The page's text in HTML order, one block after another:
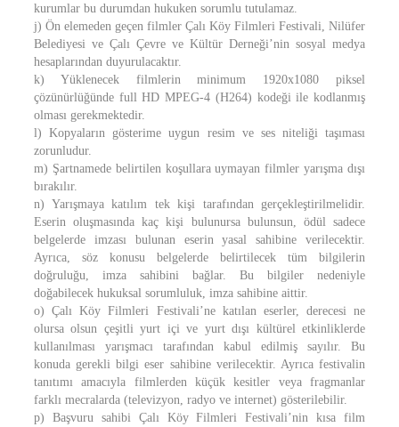
kurumlar bu durumdan hukuken sorumlu tutulamaz.
j) Ön elemeden geçen filmler Çalı Köy Filmleri Festivali, Nilüfer
Belediyesi ve Çalı Çevre ve Kültür Derneği’nin sosyal medya
hesaplarından duyurulacaktır.
k) Yüklenecek filmlerin minimum 1920x1080 piksel
çözünürlüğünde full HD MPEG-4 (H264) kodeği ile kodlanmış
olması gerekmektedir.
l) Kopyaların gösterime uygun resim ve ses niteliği taşıması
zorunludur.
m) Şartnamede belirtilen koşullara uymayan filmler yarışma dışı
bırakılır.
n) Yarışmaya katılım tek kişi tarafından gerçekleştirilmelidir.
Eserin oluşmasında kaç kişi bulunursa bulunsun, ödül sadece
belgelerde imzası bulunan eserin yasal sahibine verilecektir.
Ayrıca, söz konusu belgelerde belirtilecek tüm bilgilerin
doğruluğu, imza sahibini bağlar. Bu bilgiler nedeniyle
doğabilecek hukuksal sorumluluk, imza sahibine aittir.
o) Çalı Köy Filmleri Festivali’ne katılan eserler, derecesi ne
olursa olsun çeşitli yurt içi ve yurt dışı kültürel etkinliklerde
kullanılması yarışmacı tarafından kabul edilmiş sayılır. Bu
konuda gerekli bilgi eser sahibine verilecektir. Ayrıca festivalin
tanıtımı amacıyla filmlerden küçük kesitler veya fragmanlar
farklı mecralarda (televizyon, radyo ve internet) gösterilebilir.
p) Başvuru sahibi Çalı Köy Filmleri Festivali’nin kısa film